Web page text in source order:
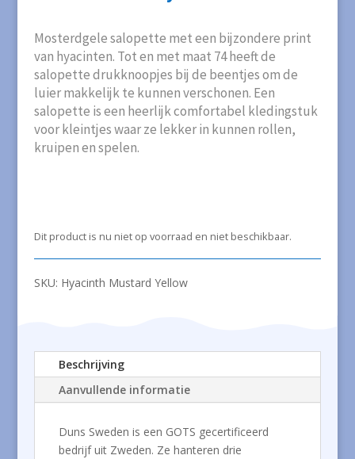
Mosterdgele salopette met een bijzondere print
van hyacinten. Tot en met maat 74 heeft de
salopette drukknoopjes bij de beentjes om de
luier makkelijk te kunnen verschonen. Een
salopette is een heerlijk comfortabel kledingstuk
voor kleintjes waar ze lekker in kunnen rollen,
kruipen en spelen.
Dit product is nu niet op voorraad en niet beschikbaar.
SKU: Hyacinth Mustard Yellow
Beschrijving
Aanvullende informatie
Duns Sweden is een GOTS gecertificeerd
bedrijf uit Zweden. Ze hanteren drie